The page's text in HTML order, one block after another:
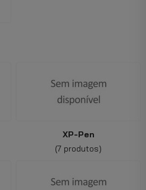
XP-Pen
(7 produtos)